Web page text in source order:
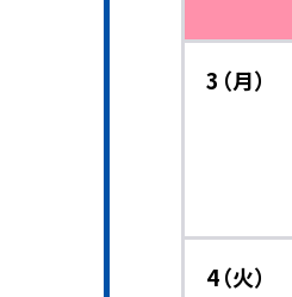
3（月）
4（火）